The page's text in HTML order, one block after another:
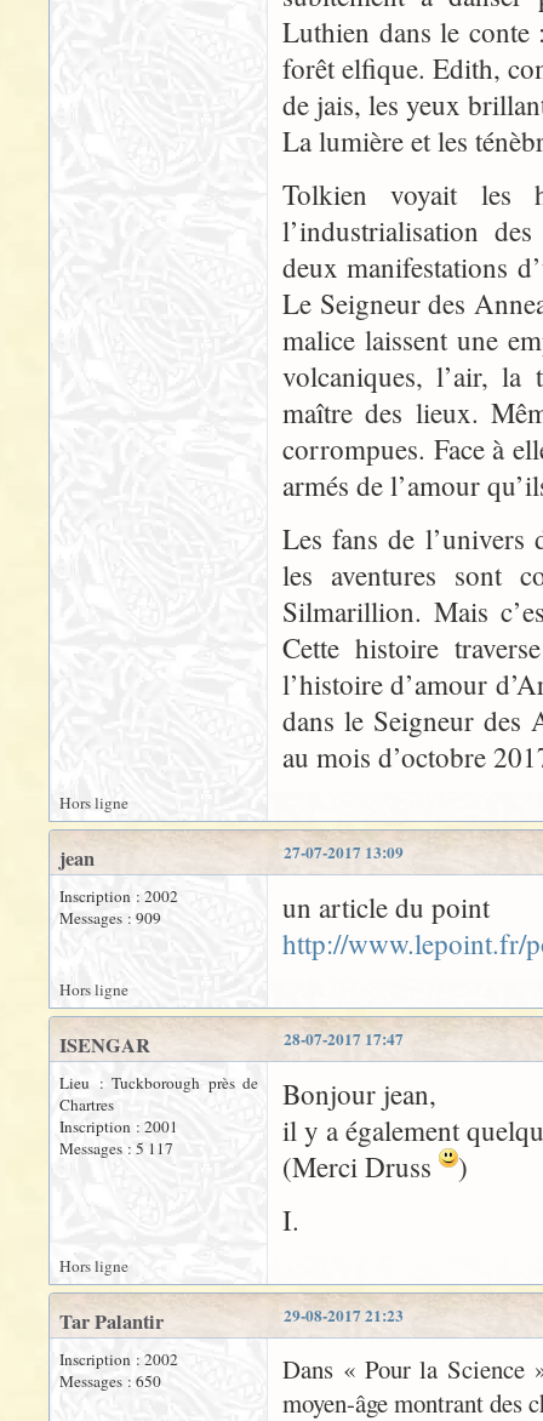
Luthien dans le conte
forêt elfique. Edith,
de jais, les yeux
La lumière et les
Tolkien voyait les
l’industrialisation
deux manifestations
Le Seigneur des
malice laissent une
volcaniques, l’air, la
maître des lieux.
corrompues. Face à
armés de l’amour
Les fans de l’univers
les aventures sont
Silmarillion. Mais
Cette histoire
l’histoire d’amour
dans le Seigneur des
au mois d’octobre
Hors ligne
27-07-2017 13:09
jean
Inscription : 2002
Messages : 909
un article du point
http://www.lepoint.fr/
Hors ligne
28-07-2017 17:47
ISENGAR
Lieu : Tuckborough près de
Chartres
Inscription : 2001
Messages : 5 117
Bonjour jean,
il y a également
(Merci Druss
)
I.
Hors ligne
29-08-2017 21:23
Tar Palantir
Inscription : 2002
Messages : 650
Dans « Pour la Science
moyen-âge montrant des